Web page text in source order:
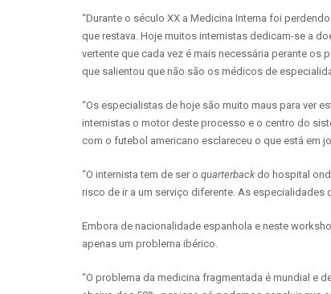
“Durante o século XX a Medicina Interna foi
que restava. Hoje muitos internistas dedicam-se a
vertente que cada vez é mais necessária perante os
que salientou que não são os médicos de
“Os especialistas de hoje são muito maus para ver
internistas o motor deste processo e o centro do
com o futebol americano esclareceu o que está em
“O internista tem de ser o quarterbackdo hospital
risco de ir a um serviço diferente. As especialidades
Embora de nacionalidade espanhola e neste
apenas um problema ibérico.
“O problema da medicina fragmentada é mundial e